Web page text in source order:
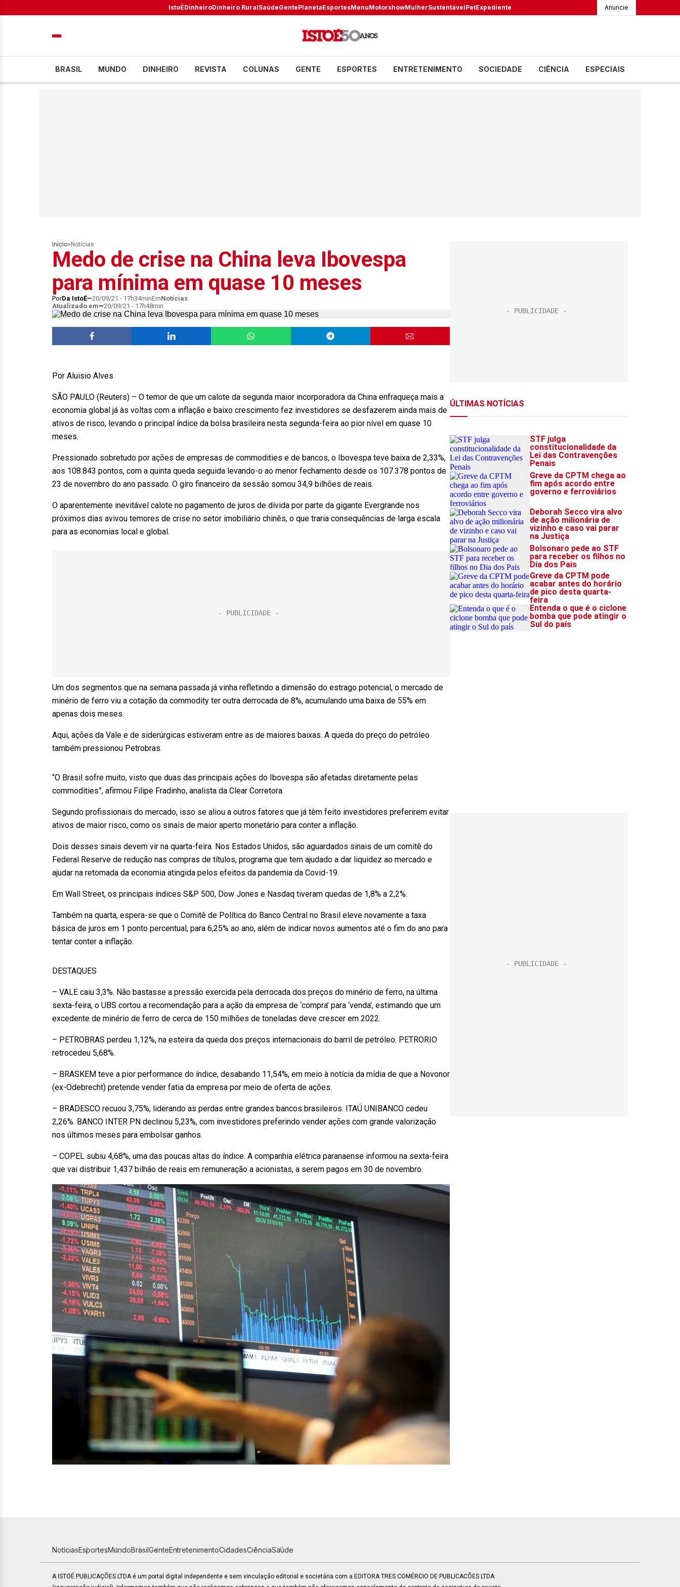
IstoÉDinheiroDinheiro RuralSaúdeGentePlanetaEsportesMenuMotorshowMulherSustentávelPetExpediente Anuncie
BRASIL MUNDO DINHEIRO REVISTA COLUNAS GENTE ESPORTES ENTRETENIMENTO SOCIEDADE CIÊNCIA ESPECIAIS
Início> Notícias
Medo de crise na China leva Ibovespa
para mínima em quase 10 meses
PorDa IstoÉ 20/09/21 - 17h34minEmNotícias
Atualizado em
20/09/21 - 17h48min
Por Aluisio Alves
SÃO PAULO (Reuters) – O temor de que um calote da segunda maior incorporadora da China enfraqueça mais a
economia global já às voltas com a inflação e baixo crescimento fez investidores se desfazerem ainda mais de
ativos de risco, levando o principal índice da bolsa brasileira nesta segunda-feira ao pior nível em quase 10
meses.
Pressionado sobretudo por ações de empresas de commodities e de bancos, o Ibovespa teve baixa de 2,33%,
aos 108.843 pontos, com a quinta queda seguida levando-o ao menor fechamento desde os 107.378 pontos de
23 de novembro do ano passado. O giro financeiro da sessão somou 34,9 bilhões de reais.
O aparentemente inevitável calote no pagamento de juros de dívida por parte da gigante Evergrande nos
próximos dias avivou temores de crise no setor imobiliário chinês, o que traria consequências de larga escala
para as economias local e global.
Um dos segmentos que na semana passada já vinha refletindo a dimensão do estrago potencial, o mercado de
minério de ferro viu a cotação da commodity ter outra derrocada de 8%, acumulando uma baixa de 55% em
apenas dois meses.
Aqui, ações da Vale e de siderúrgicas estiveram entre as de maiores baixas. A queda do preço do petróleo
também pressionou Petrobras.
“O Brasil sofre muito, visto que duas das principais ações do Ibovespa são afetadas diretamente pelas
commodities”, afirmou Filipe Fradinho, analista da Clear Corretora.
Segundo profissionais do mercado, isso se aliou a outros fatores que já têm feito investidores preferirem evitar
ativos de maior risco, como os sinais de maior aperto monetário para conter a inflação.
Dois desses sinais devem vir na quarta-feira. Nos Estados Unidos, são aguardados sinais de um comitê do
Federal Reserve de redução nas compras de títulos, programa que tem ajudado a dar liquidez ao mercado e
ajudar na retomada da economia atingida pelos efeitos da pandemia da Covid-19.
Em Wall Street, os principais índices S&P 500, Dow Jones e Nasdaq tiveram quedas de 1,8% a 2,2%.
Também na quarta, espera-se que o Comitê de Política do Banco Central no Brasil eleve novamente a taxa
básica de juros em 1 ponto percentual, para 6,25% ao ano, além de indicar novos aumentos até o fim do ano para
tentar conter a inflação.
DESTAQUES
– VALE caiu 3,3%. Não bastasse a pressão exercida pela derrocada dos preços do minério de ferro, na última
sexta-feira, o UBS cortou a recomendação para a ação da empresa de ‘compra’ para ‘venda’, estimando que um
excedente de minério de ferro de cerca de 150 milhões de toneladas deve crescer em 2022.
– PETROBRAS perdeu 1,12%, na esteira da queda dos preços internacionais do barril de petróleo. PETRORIO
retrocedeu 5,68%.
– BRASKEM teve a pior performance do índice, desabando 11,54%, em meio à notícia da mídia de que a Novonor
(ex-Odebrecht) pretende vender fatia da empresa por meio de oferta de ações.
– BRADESCO recuou 3,75%, liderando as perdas entre grandes bancos brasileiros. ITAÚ UNIBANCO cedeu
2,26%. BANCO INTER PN declinou 5,23%, com investidores preferindo vender ações com grande valorização
nos últimos meses para embolsar ganhos.
– COPEL subiu 4,68%, uma das poucas altas do índice. A companhia elétrica paranaense informou na sexta-feira
que vai distribuir 1,437 bilhão de reais em remuneração a acionistas, a serem pagos em 30 de novembro.
NotíciasEsportesMundoBrasilGenteEntretenimentoCidadesCiênciaSaúde
A ISTOÉ PUBLICAÇÕES LTDA é um portal digital independente e sem vinculação editorial e societária com a EDITORA TRES COMÉRCIO DE PUBLICACÕES LTDA